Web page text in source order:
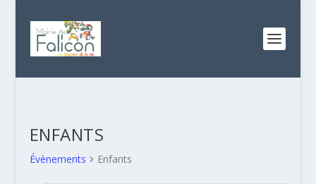
ENFANTS
Évènements Enfants